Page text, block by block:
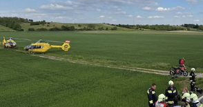
search
Suchbegriff
eingeben